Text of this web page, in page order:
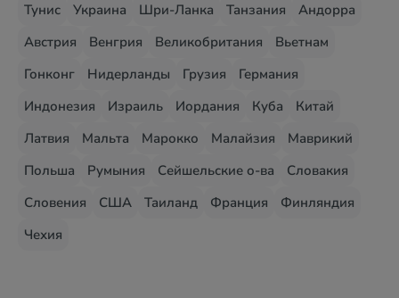
Тунис
Украина Шри-Ланка Танзания
Андорра
Австрия
Венгрия Великобритания
Вьетнам
Гонконг
Нидерланды Грузия
Германия
Индонезия
Израиль Иордания Куба
Китай
Латвия
Мальта Марокко Малайзия
Маврикий
Польша
Румыния Сейшельские о-ва
Словакия
Словения
США Таиланд Франция
Финляндия
Чехия